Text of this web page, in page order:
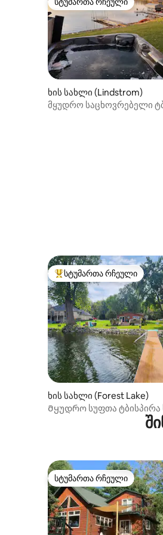
სტუმართა რჩეული
ხის სახლი (Lindstrom)
მყუდრო საცხოვრებელი
სტუმართა რჩეული
სტუმართა რჩეული
ხის სახლი (Forest Lake)
Მყუდრო სუფთა ტბისპირა
სტუმართა რჩეული
სტუმართა რჩეული